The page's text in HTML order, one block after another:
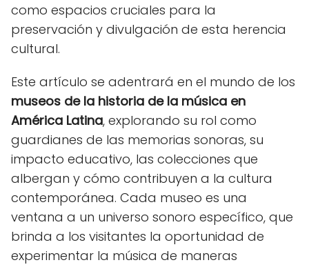
como espacios cruciales para la
preservación y divulgación de esta herencia
cultural.
Este artículo se adentrará en el mundo de los
museos de la historia de la música en
América Latina, explorando su rol como
guardianes de las memorias sonoras, su
impacto educativo, las colecciones que
albergan y cómo contribuyen a la cultura
contemporánea. Cada museo es una
ventana a un universo sonoro específico, que
brinda a los visitantes la oportunidad de
experimentar la música de maneras